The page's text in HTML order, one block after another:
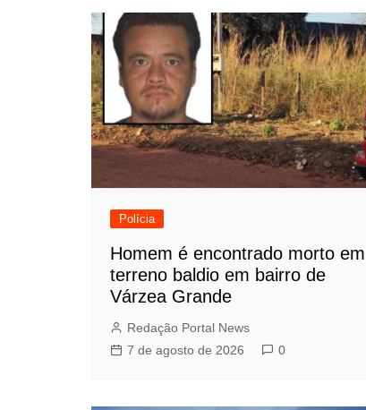
Polícia
Homem é encontrado morto em
terreno baldio em bairro de
Várzea Grande
Redação Portal News
7 de agosto de 2026
0